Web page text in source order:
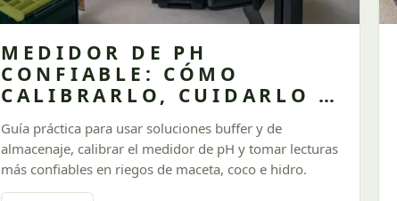
MEDIDOR DE PH
CONFIABLE: CÓMO
CALIBRARLO, CUIDARLO Y
EVITAR LECTURAS QUE TE
ARRUINEN EL RIEGO
Guía práctica para usar soluciones buffer y de
almacenaje, calibrar el medidor de pH y tomar lecturas
más confiables en riegos de maceta, coco e hidro.